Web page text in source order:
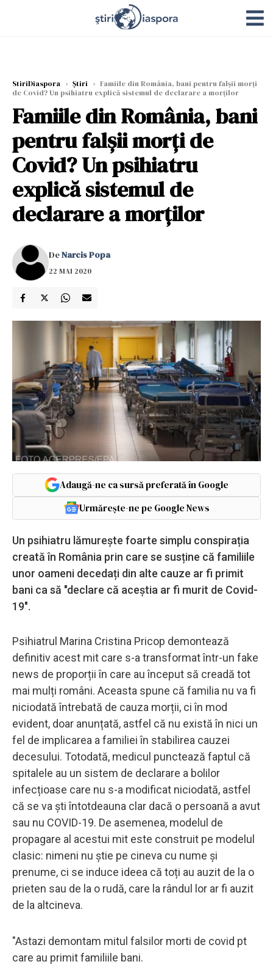
StiriDiaspora › Știri › Famiile din România, bani pentru falșii morți
de Covid? Un psihiatru explică sistemul de declarare a morților
Famiile din România, bani
pentru falșii morți de
Covid? Un psihiatru
explică sistemul de
declarare a morților
DeNarcis Popa
22 MAI 2020
Adaugă-ne ca sursă preferată în Google
Urmărește-ne pe Google News
Un psihiatru lămurește foarte simplu conspirația
creată în România prin care se susține că familiile
unor oameni decedați din alte cauze ar fi primit
bani ca să "declare că aceștia ar fi murit de Covid-
19".
Psihiatrul Marina Cristina Pricop demontează
definitiv acest mit care s-a transformat într-un fake
news de proporții în care au început să creadă tot
mai mulți români. Aceasta spune că familia nu va fi
niciodată întrebată de cauza morții, ci în mod
evident, doar anunțată, astfel că nu există în nici un
fel de implicarea a familiei în stabilirea cauzei
decesului. Totodată, medicul punctează faptul că
spitalele au un sistem de declarare a bolilor
infecțioase care nu s-a modificat niciodată, astfel
că se va ști întotdeauna clar dacă o persoană a avut
sau nu COVID-19. De asemenea, modelul de
propagare al acestui mit este construit pe modelul
clasic: nimeni nu știe pe cineva cu nume și
prenume, ci se induce ideea că toți au auzit de la o
prieten sau de la o rudă, care la rândul lor ar fi auzit
de la altcineva.
"Astazi demontam mitul falsilor morti de covid pt
care au primit familiile bani.